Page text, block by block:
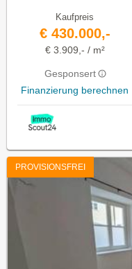
Kaufpreis
€ 430.000,-
€ 3.909,- / m²
Gesponsert
Finanzierung berechnen
PROVISIONSFREI